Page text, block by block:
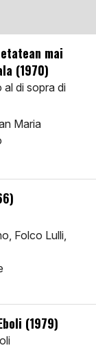
mai
(1970)
al di sopra di
Maria
Folco Lulli,
(1979)